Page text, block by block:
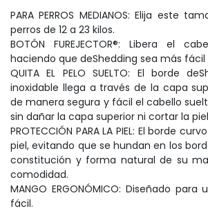
PARA PERROS MEDIANOS: Elija este
perros de 12 a 23 kilos.
BOTÓN FUREJECTOR®: Libera el
haciendo que deShedding sea más
QUITA EL PELO SUELTO: El borde
inoxidable llega a través de la capa
de manera segura y fácil el cabello
sin dañar la capa superior ni cortar la
PROTECCIÓN PARA LA PIEL: El borde
piel, evitando que se hundan en los
constitución y forma natural de su
comodidad.
MANGO ERGONÓMICO: Diseñado
fácil.